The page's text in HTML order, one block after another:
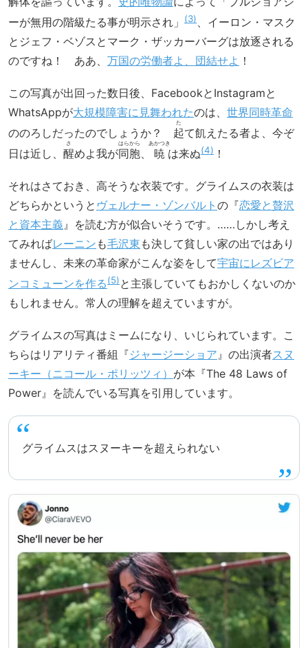
ーが無用の階級たる事が明示され」
3
、イーロン・マスク
とジェフ・ベゾスとマーク・ザッカーバーグは放逐される
のですね！ ああ、 万国の労働者よ、団結せよ ！
この写真が出回った数日後、FacebookとInstagramと
WhatsAppが大規模障害に見舞われたのは、 世界同時革命
ののろしだったのでしょうか？ 起
た
て飢えたる者よ、今ぞ
日は近し、 醒
さ
めよ我が同胞
はらから
暁
あかつき
は来ぬ 4 ！
それはさておき、高そうな衣装です。グライムスの衣装は
どちらかというと ヴェルナー・ゾンバルト の『恋愛と贅沢
と資本主義』を読む方が似合いそうです。……しかし考え
てみればレーニン も毛沢東 も決して貧しい家の出ではあり
ませんし、未来の革命家がこんな姿をして宇宙にレズビア
ンコミューンを作る 5 と主張していてもおかしくないのか
もしれません。常人の理解を超えていますが。
グライムスの写真はミームになり、いじられています。こ
ちらはリアリティ番組『ジャージーショア』の出演者スヌ
ーキー（ニコール・ポリッツィ） が本『The 48 Laws of
Power』を読んでいる写真を引用しています。
グライムスはスヌーキーを超えられない